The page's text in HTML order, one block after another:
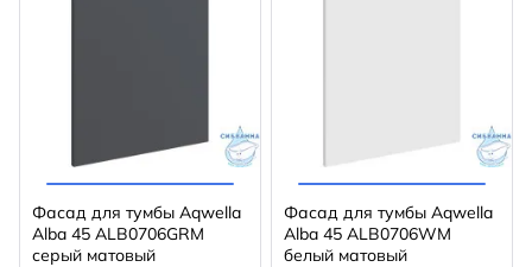
Фасад для тумбы Aqwella
Alba 45 ALB0706GRМ
серый матовый
Фасад для тумбы Aqwella
Alba 45 ALB0706WM
белый матовый